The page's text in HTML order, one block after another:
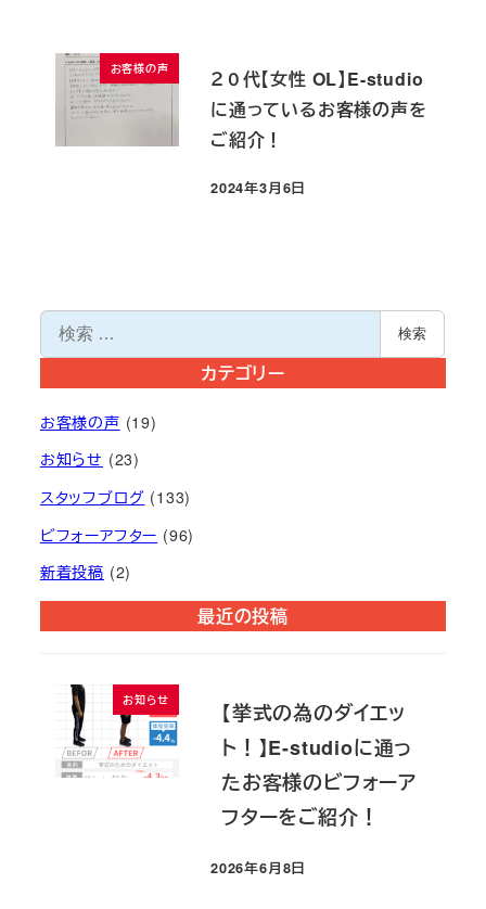
お客様の声
２０代【女性 OL】E-studio
に通っているお客様の声を
ご紹介！
投稿日
2024年3月6日
検
索
検索
カテゴリー
お客様の声 (19)
お知らせ (23)
スタッフブログ (133)
ビフォーアフター (96)
新着投稿 (2)
最近の投稿
お知らせ
【挙式の為のダイエッ
ト！】E-studioに通っ
たお客様のビフォーア
フターをご紹介！
投稿日
2026年6月8日